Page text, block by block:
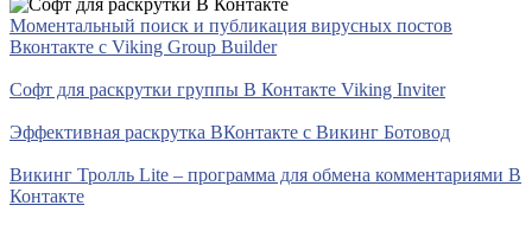
Моментальный поиск и публикация вирусных постов
Вконтакте с Viking Group Builder
Софт для раскрутки группы В Контакте Viking Inviter
Эффективная раскрутка ВКонтакте с Викинг Ботовод
Викинг Тролль Lite – программа для обмена комментариями В
Контакте